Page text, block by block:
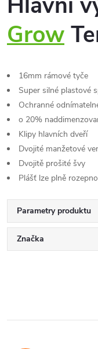
Grow
16mm rámové tyče
Super silné plastové
Ochranné
o 20%
Klipy hlavních dveří
Dvojité manžetové
Dvojitě prošité švy
Plášť lze plně
Parametry produktu
Značka